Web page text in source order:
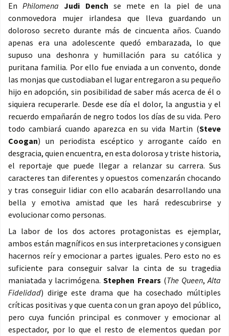
EnPhilomena Judi Dench se mete en la piel de una
conmovedora mujer irlandesa que lleva guardando un
doloroso secreto durante más de cincuenta años. Cuando
apenas era una adolescente quedó embarazada, lo que
supuso una deshonra y humillación para su católica y
puritana familia. Por ello fue enviada a un convento, donde
las monjas que custodiaban el lugar entregaron a su pequeño
hijo en adopción, sin posibilidad de saber más acerca de él o
siquiera recuperarle. Desde ese día el dolor, la angustia y el
recuerdo empañarán de negro todos los días de su vida. Pero
todo cambiará cuando aparezca en su vida Martin (Steve
Coogan) un periodista escéptico y arrogante caído en
desgracia, quien encuentra, en esta dolorosa y triste historia,
el reportaje que puede llegar a relanzar su carrera. Sus
caracteres tan diferentes y opuestos comenzarán chocando
y tras conseguir lidiar con ello acabarán desarrollando una
bella y emotiva amistad que les hará redescubrirse y
evolucionar como personas.
La labor de los dos actores protagonistas es ejemplar,
ambos están magníficos en sus interpretaciones y consiguen
hacernos reír y emocionar a partes iguales. Pero esto no es
suficiente para conseguir salvar la cinta de su tragedia
maniatada y lacrimógena.Stephen Frears (The Queen,Alta
Fidelidad) dirige este drama que ha cosechado múltiples
críticas positivas y que cuenta con un gran apoyo del público,
pero cuya función principal es conmover y emocionar al
espectador, por lo que el resto de elementos quedan por